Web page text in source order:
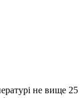
не вище 25